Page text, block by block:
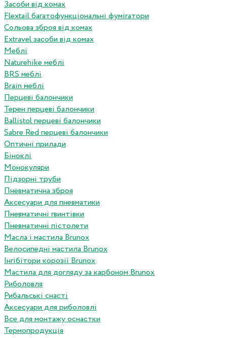
Засоби від комах
Flextail багатофункціональні фумігатори
Сольова зброя від комах
Extravel засоби від комах
Меблі
Naturehike меблі
BRS меблі
Brain меблі
Перцеві балончики
Терен перцеві балончики
Ballistol перцеві балончики
Sabre Red перцеві балончики
Оптичні прилади
Біноклі
Монокуляри
Підзорні труби
Пневматична зброя
Аксесуари для пневматики
Пневматичні гвинтівки
Пневматичні пістолети
Масла і мастила Brunox
Велосипедні мастила Brunox
Інгібітори корозії Brunox
Мастила для догляду за карбоном Brunox
Риболовля
Рибальські снасті
Аксесуари для риболовлі
Все для монтажу оснастки
Термопродукція